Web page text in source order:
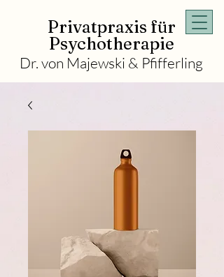
Privatpraxis für
Psychotherapie
Dr. von Majewski & Pfifferling